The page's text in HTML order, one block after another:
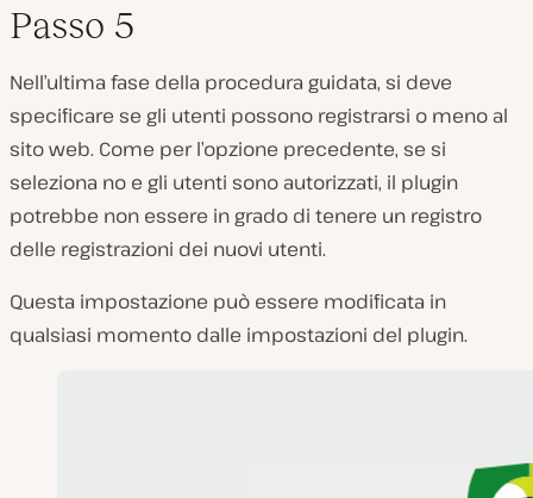
Passo 5
Nell’ultima fase della procedura guidata, si deve
specificare se gli utenti possono registrarsi o meno al
sito web. Come per l’opzione precedente, se si
seleziona no e gli utenti sono autorizzati, il plugin
potrebbe non essere in grado di tenere un registro
delle registrazioni dei nuovi utenti.
Questa impostazione può essere modificata in
qualsiasi momento dalle impostazioni del plugin.